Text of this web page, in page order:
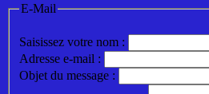
E-Mail
Saisissez votre nom :
Adresse e-mail :
Objet du message :